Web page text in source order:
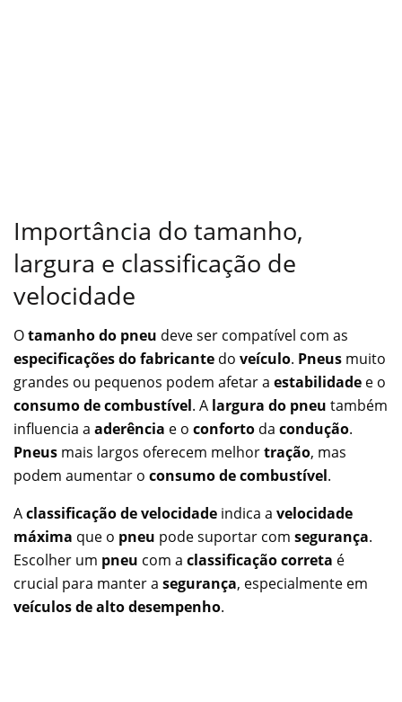
Importância do tamanho,
largura e classificação de
velocidade
Otamanho do pneu deve ser compatível com as
especificações do fabricante do veículo. Pneus muito
grandes ou pequenos podem afetar a estabilidade e o
consumo de combustível. A largura do pneu também
influencia a aderência e o conforto da condução.
Pneus mais largos oferecem melhortração, mas
podem aumentar o consumo de combustível.
Aclassificação de velocidade indica a velocidade
máxima que o pneu pode suportar com segurança.
Escolher um pneu com a classificação correta é
crucial para manter a segurança, especialmente em
veículos de alto desempenho.